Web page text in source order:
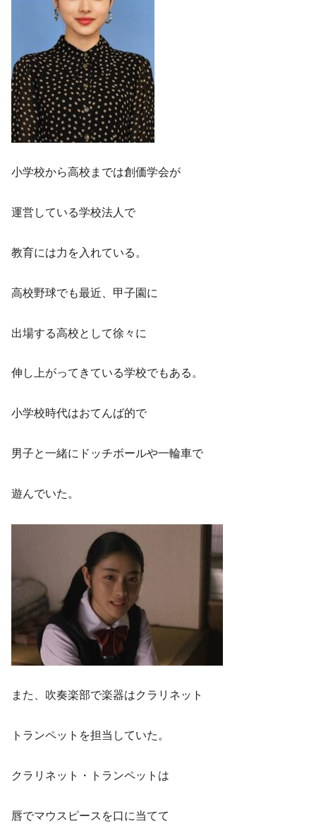
小学校から高校までは創価学会が
運営している学校法人で
教育には力を入れている。
高校野球でも最近、甲子園に
出場する高校として徐々に
伸し上がってきている学校でもある。
小学校時代はおてんば的で
男子と一緒にドッチボールや一輪車で
遊んでいた。
また、吹奏楽部で楽器はクラリネット
トランペットを担当していた。
クラリネット・トランペットは
唇でマウスピースを口に当てて